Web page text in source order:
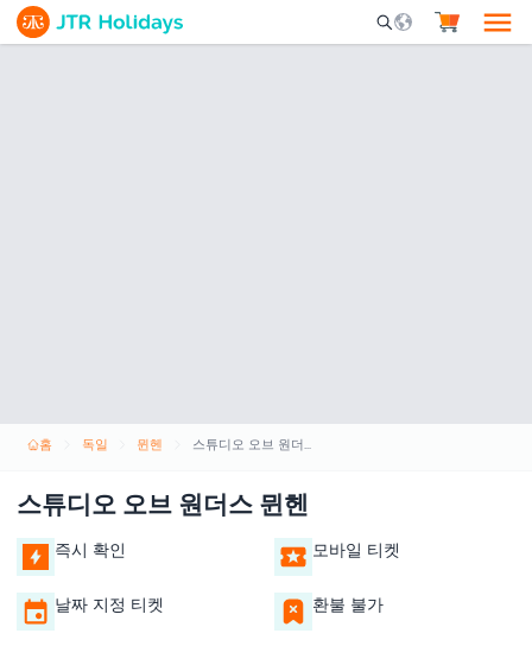
Mobile Search
홈 독일 뮌헨 스튜디오 오브 원더스 뮌헨
스튜디오 오브 원더스 뮌헨
즉시 확인 모바일 티켓
날짜 지정 티켓 환불 불가